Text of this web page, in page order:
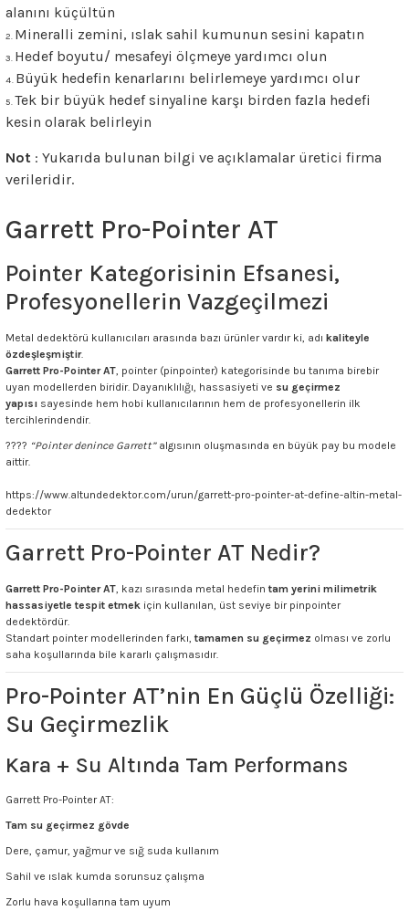
alanını küçültün
Mineralli zemini, ıslak sahil kumunun sesini kapatın
Hedef boyutu/ mesafeyi ölçmeye yardımcı olun
Büyük hedefin kenarlarını belirlemeye yardımcı olur
Tek bir büyük hedef sinyaline karşı birden fazla hedefi
kesin olarak belirleyin
Not : Yukarıda bulunan bilgi ve açıklamalar üretici firma
verileridir.
Garrett Pro-Pointer AT
Pointer Kategorisinin Efsanesi,
Profesyonellerin Vazgeçilmezi
Metal dedektörü kullanıcıları arasında bazı ürünler vardır ki, adı kaliteyle
özdeşleşmiştir.
Garrett Pro-Pointer AT, pointer (pinpointer) kategorisinde bu tanıma birebir
uyan modellerden biridir. Dayanıklılığı, hassasiyeti ve su geçirmez
yapısı sayesinde hem hobi kullanıcılarının hem de profesyonellerin ilk
tercihlerindendir.
???? “Pointer denince Garrett”algısının oluşmasında en büyük pay bu modele
aittir.
https://www.altundedektor.com/urun/garrett-pro-pointer-at-define-altin-metal-
dedektor
Garrett Pro-Pointer AT Nedir?
Garrett Pro-Pointer AT, kazı sırasında metal hedefin tam yerini milimetrik
hassasiyetle tespit etmek için kullanılan, üst seviye bir pinpointer
dedektördür.
Standart pointer modellerinden farkı, tamamen su geçirmez olması ve zorlu
saha koşullarında bile kararlı çalışmasıdır.
Pro-Pointer AT’nin En Güçlü Özelliği:
Su Geçirmezlik
Kara + Su Altında Tam Performans
Garrett Pro-Pointer AT:
Tam su geçirmez gövde
Dere, çamur, yağmur ve sığ suda kullanım
Sahil ve ıslak kumda sorunsuz çalışma
Zorlu hava koşullarına tam uyum